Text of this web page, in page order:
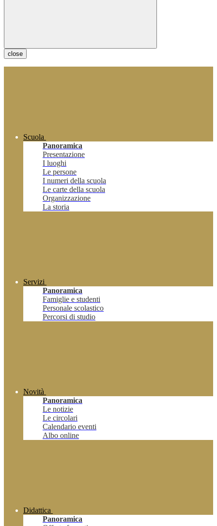
close
Scuola
Panoramica
Presentazione
I luoghi
Le persone
I numeri della scuola
Le carte della scuola
Organizzazione
La storia
Servizi
Panoramica
Famiglie e studenti
Personale scolastico
Percorsi di studio
Novità
Panoramica
Le notizie
Le circolari
Calendario eventi
Albo online
Didattica
Panoramica